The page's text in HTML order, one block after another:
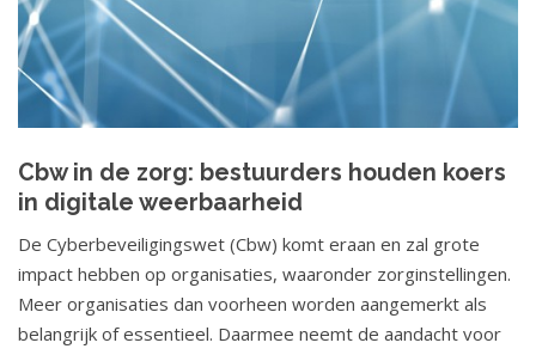
Cbw in de zorg: bestuurders houden koers
in digitale weerbaarheid
De Cyberbeveiligingswet (Cbw) komt eraan en zal grote
impact hebben op organisaties, waaronder zorginstellingen.
Meer organisaties dan voorheen worden aangemerkt als
belangrijk of essentieel. Daarmee neemt de aandacht voor